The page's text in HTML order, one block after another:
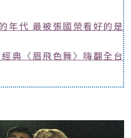
年代 最被張國榮看好的是
典〈眉飛色舞〉嗨翻全台